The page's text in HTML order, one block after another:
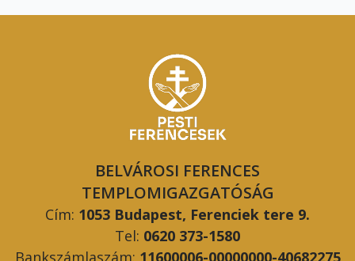
BELVÁROSI FERENCES
TEMPLOMIGAZGATÓSÁG
Cím: 1053 Budapest, Ferenciek tere 9.
Tel: 0620 373-1580
Bankszámlaszám: 11600006-00000000-40682275